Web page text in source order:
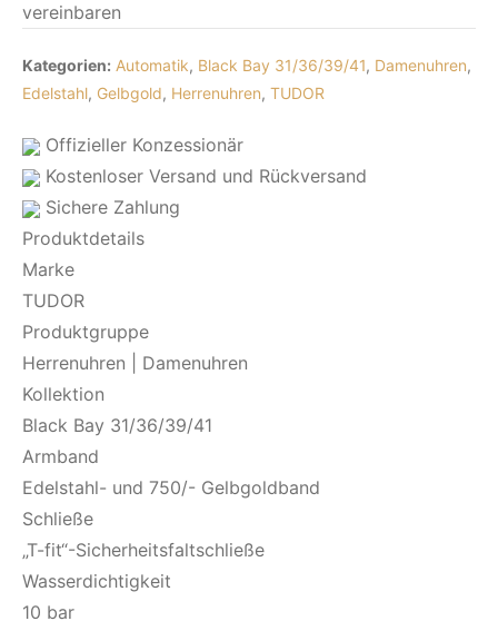
vereinbaren
Kategorien: Automatik, Black Bay 31/36/39/41, Damenuhren,
Edelstahl, Gelbgold, Herrenuhren, TUDOR
Offizieller Konzessionär
Kostenloser Versand und Rückversand
Sichere Zahlung
Produktdetails
Marke
TUDOR
Produktgruppe
Herrenuhren | Damenuhren
Kollektion
Black Bay 31/36/39/41
Armband
Edelstahl- und 750/- Gelbgoldband
Schließe
„T-fit“-Sicherheitsfaltschließe
Wasserdichtigkeit
10 bar